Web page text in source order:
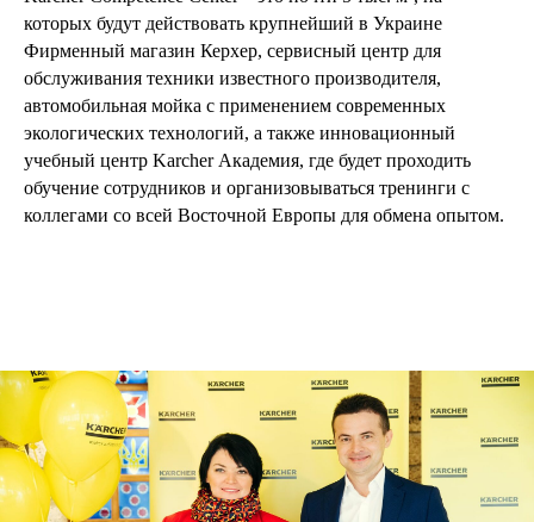
которых будут действовать крупнейший в Украине
Фирменный магазин Керхер, сервисный центр для
обслуживания техники известного производителя,
автомобильная мойка с применением современных
экологических технологий, а также инновационный
учебный центр Karcher Академия, где будет проходить
обучение сотрудников и организовываться тренинги с
коллегами со всей Восточной Европы для обмена опытом.